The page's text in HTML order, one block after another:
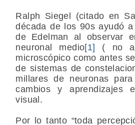
Ralph Siegel (citado en
década de los 90s ayudó
de Edelman al observar
neuronal medio[1] ( no a
microscópico como antes
de sistemas de
millares de neuronas
cambios y aprendizajes
visual.
Por lo tanto “toda